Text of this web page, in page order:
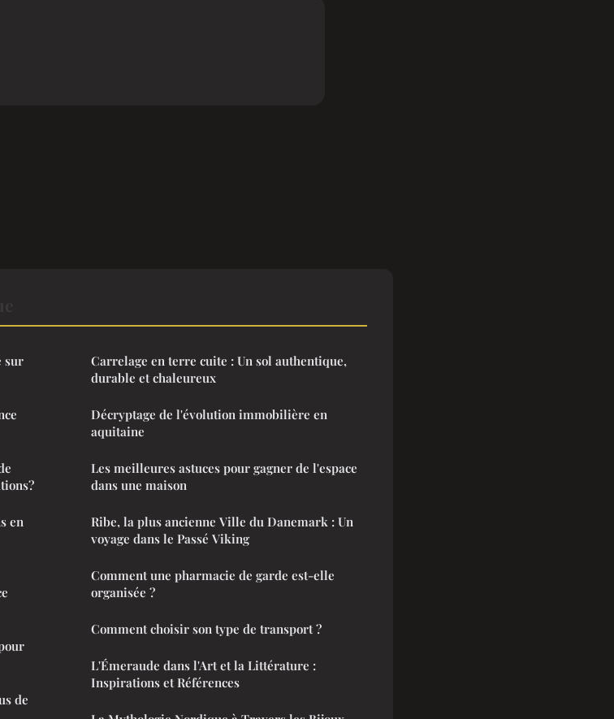
sur
en
de
Carrelage en terre cuite : Un sol authentique,
durable et chaleureux
Décryptage de l'évolution immobilière en
aquitaine
Les meilleures astuces pour gagner de l'espace
dans une maison
Ribe, la plus ancienne Ville du Danemark : Un
voyage dans le Passé Viking
Comment une pharmacie de garde est-elle
organisée ?
Comment choisir son type de transport ?
L'Émeraude dans l'Art et la Littérature :
Inspirations et Références